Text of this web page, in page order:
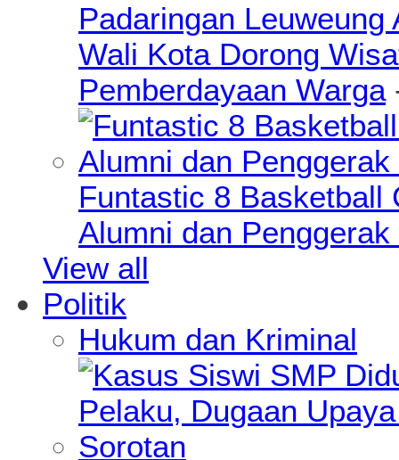
Padaringan
Wali Kota Dorong
Pemberdayaan Warga
Funtastic 8 Basketball
Alumni dan
View all
Politik
Hukum dan Kriminal